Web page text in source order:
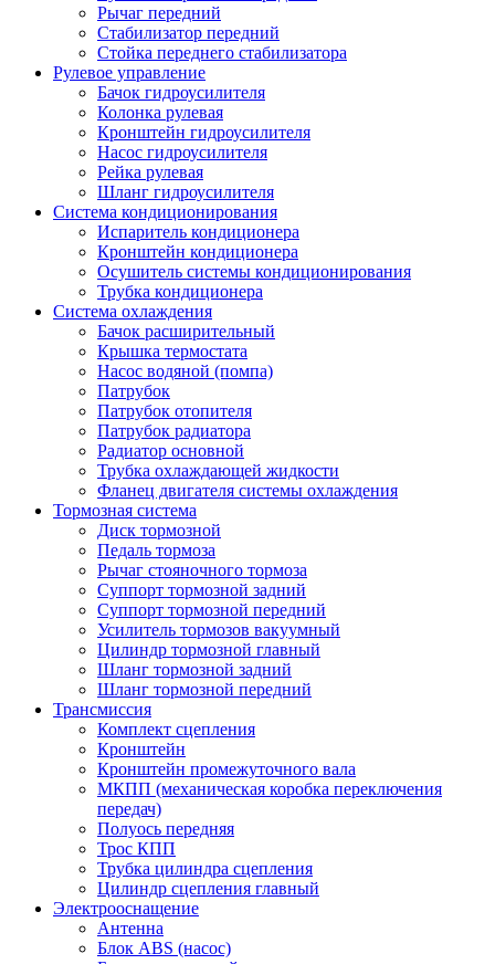
Рычаг передний
Стабилизатор передний
Стойка переднего стабилизатора
Рулевое управление
Бачок гидроусилителя
Колонка рулевая
Кронштейн гидроусилителя
Насос гидроусилителя
Рейка рулевая
Шланг гидроусилителя
Система кондиционирования
Испаритель кондиционера
Кронштейн кондиционера
Осушитель системы кондиционирования
Трубка кондиционера
Система охлаждения
Бачок расширительный
Крышка термостата
Насос водяной (помпа)
Патрубок
Патрубок отопителя
Патрубок радиатора
Радиатор основной
Трубка охлаждающей жидкости
Фланец двигателя системы охлаждения
Тормозная система
Диск тормозной
Педаль тормоза
Рычаг стояночного тормоза
Суппорт тормозной задний
Суппорт тормозной передний
Усилитель тормозов вакуумный
Цилиндр тормозной главный
Шланг тормозной задний
Шланг тормозной передний
Трансмиссия
Комплект сцепления
Кронштейн
Кронштейн промежуточного вала
МКПП (механическая коробка переключения
передач)
Полуось передняя
Трос КПП
Трубка цилиндра сцепления
Цилиндр сцепления главный
Электрооснащение
Антенна
Блок ABS (насос)